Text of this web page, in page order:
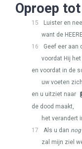
Oproep
15
Luister en
want de
16
Geef eer aan
voordat Hij
en voordat in de
uw voeten
en u uitziet naar
de dood maakt,
het verandert
17
Als u dan nog
zal mijn ziel